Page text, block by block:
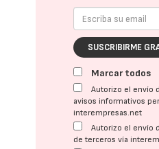
SUSCRIBIRME
Marcar todos
Autorizo el envío
avisos informativos
interempresas.net
Autorizo el envío
de terceros vía